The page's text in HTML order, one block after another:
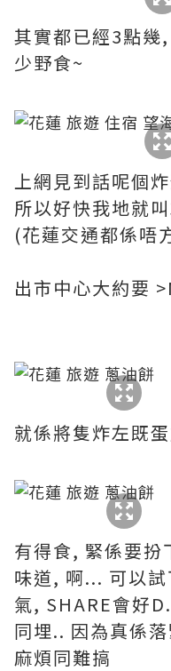
其實都已經3點幾
少野食~
上網見到話呢個
所以好快我地就
(花蓮交通都係唔
出市中心大約要
就係將隻炸左既
有得食, 緊係要扮
味道, 啊... 可以
氣, SHARE會好D.
同埋.. 因為真係
麻煩同難搞